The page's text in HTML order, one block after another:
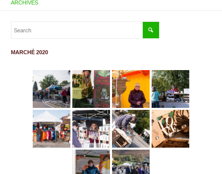
ARCHIVES
MARCHÉ 2020